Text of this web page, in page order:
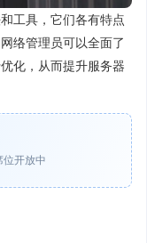
工具，它们各有特点
络管理员可以全面了
化，从而提升服务器
位开放中